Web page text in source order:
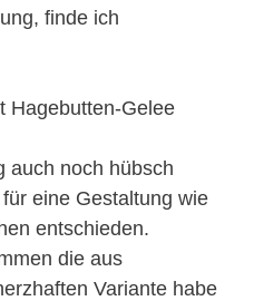
finde ich
auch noch hübsch
eine Gestaltung wie
entschieden.
die aus
Variante habe